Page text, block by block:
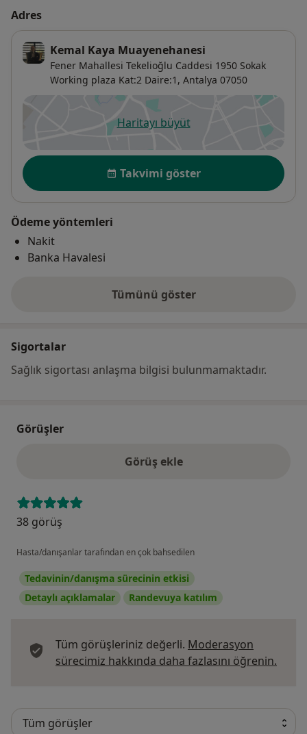
Adres
Kemal Kaya Muayenehanesi
Fener Mahallesi Tekelioğlu Caddesi 1950 Sokak
Working plaza Kat:2 Daire:1, Antalya 07050
Haritayı büyütyeni bir sekmede açılır
Uygunluk
Takvimi göster
Ödeme yöntemleri
Nakit
Banka Havalesi
Tümünü göster
adres hakkında
Sigortalar
Sağlık sigortası anlaşma bilgisi bulunmamaktadır.
Görüşler
Görüş ekle
38 görüş
Hasta/danışanlar tarafından en çok bahsedilen
Tedavinin/danışma sürecinin etkisi
Detaylı açıklamalar
Randevuya katılım
Tüm görüşleriniz değerli. Moderasyon
sürecimiz hakkında daha fazlasını öğrenin.